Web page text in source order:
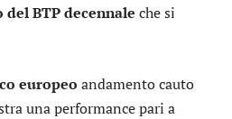
BTP decennale che si
europeo andamento cauto
una performance pari a